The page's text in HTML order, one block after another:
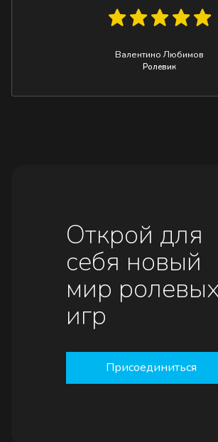
Валентино Любимов
Ролевик
Открой для
себя новый
мир ролевых
игр
Присоединиться